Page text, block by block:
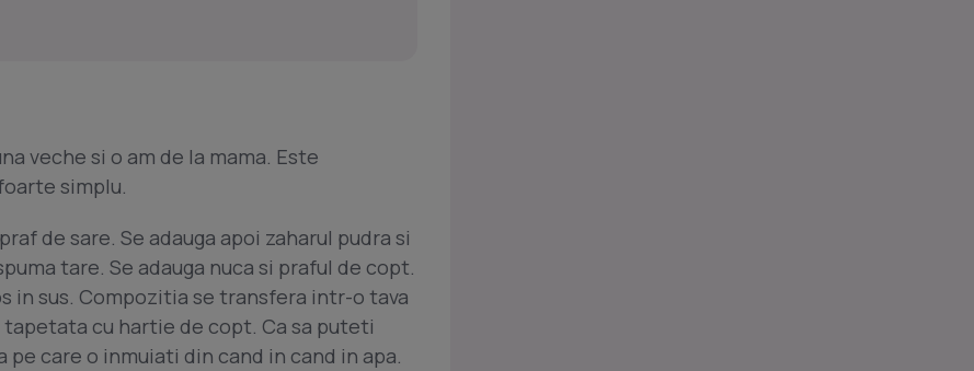
veche si o am de la mama. Este
simplu.
de sare. Se adauga apoi zaharul pudra si
tare. Se adauga nuca si praful de copt.
in sus. Compozitia se transfera intr-o tava
cu hartie de copt. Ca sa puteti
care o inmuiati din cand in cand in apa.